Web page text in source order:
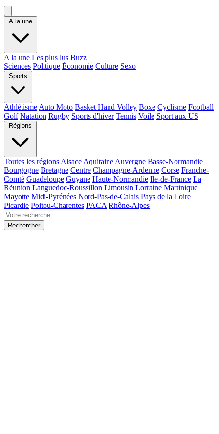
A la une
A la une Les plus lus Buzz
Sciences Politique Économie Culture Sexo
Sports
Athlétisme Auto Moto Basket Hand Volley Boxe Cyclisme Football
Golf Natation Rugby Sports d'hiver Tennis Voile Sport aux US
Régions
Toutes les régions Alsace Aquitaine Auvergne Basse-Normandie
Bourgogne Bretagne Centre Champagne-Ardenne Corse Franche-
Comté Guadeloupe Guyane Haute-Normandie Ile-de-France La
Réunion Languedoc-Roussillon Limousin Lorraine Martinique
Mayotte Midi-Pyrénées Nord-Pas-de-Calais Pays de la Loire
Picardie Poitou-Charentes PACA Rhône-Alpes
Rechercher